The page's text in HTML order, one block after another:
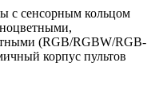
с сенсорным кольцом
(RGB/RGBW/RGB-
корпус пультов